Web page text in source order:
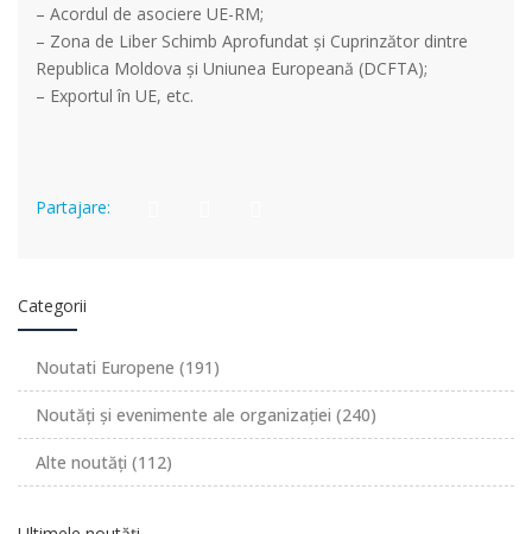
– Acordul de asociere UE-RM;
– Zona de Liber Schimb Aprofundat şi Cuprinzător dintre
Republica Moldova şi Uniunea Europeană (DCFTA);
– Exportul în UE, etc.
Partajare:
Categorii
Noutati Europene (191)
Noutăți și evenimente ale organizației (240)
Alte noutăți (112)